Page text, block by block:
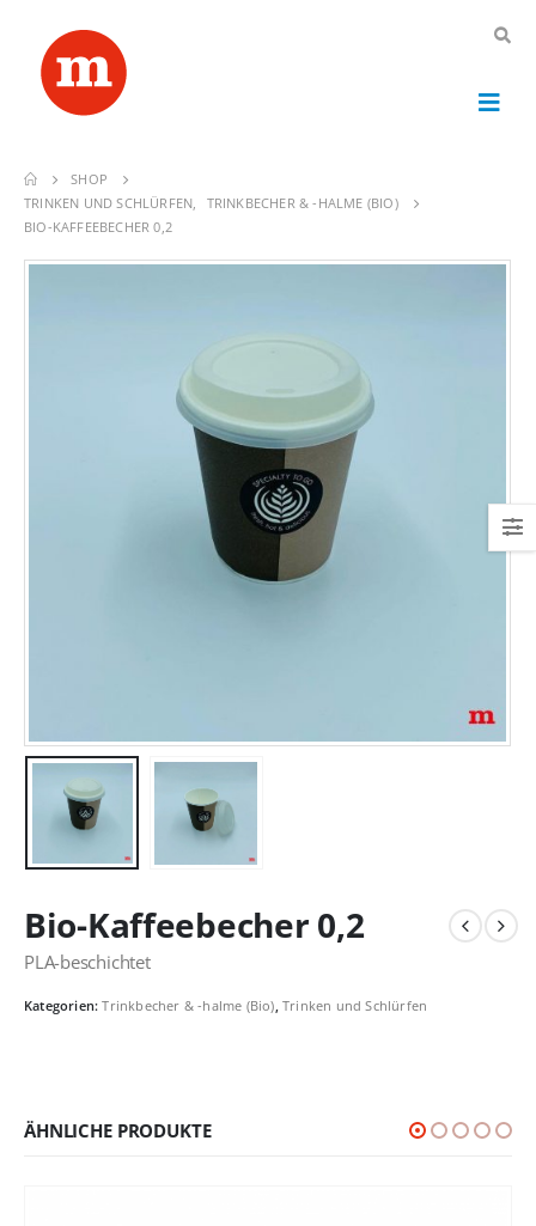
SHOP
TRINKEN UND SCHLÜRFEN,
TRINKBECHER & -HALME (BIO)
BIO-KAFFEEBECHER 0,2
Bio-Kaffeebecher 0,2
PLA-beschichtet
Kategorien:Trinkbecher & -halme (Bio) ,Trinken und Schlürfen
ÄHNLICHE PRODUKTE